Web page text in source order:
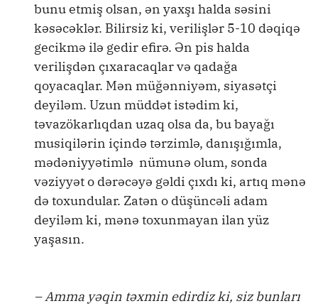
bunu etmiş olsan, ən yaxşı halda səsini
kəsəcəklər. Bilirsiz ki, verilişlər 5-10 dəqiqə
gecikmə ilə gedir efirə. Ən pis halda
verilişdən çıxaracaqlar və qadağa
qoyacaqlar. Mən müğənniyəm, siyasətçi
deyiləm. Uzun müddət istədim ki,
təvazökarlıqdan uzaq olsa da, bu bayağı
musiqilərin içində tərzimlə, danışığımla,
mədəniyyətimlə nümunə olum, sonda
vəziyyət o dərəcəyə gəldi çıxdı ki, artıq mənə
də toxundular. Zatən o düşüncəli adam
deyiləm ki, mənə toxunmayan ilan yüz
yaşasın.
– Amma yəqin təxmin edirdiz ki, siz bunları